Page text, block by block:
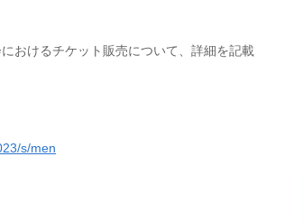
おけるチケット販売について、詳細を記載
s/men